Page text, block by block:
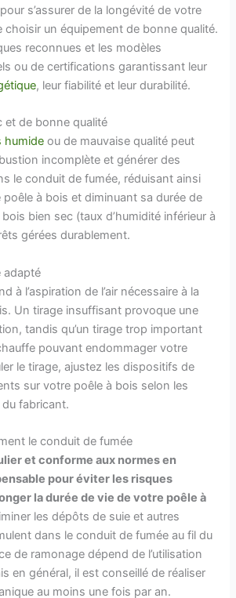
s’assurer de la longévité de votre
choisir un équipement de bonne qualité.
reconnues et les modèles
ou de certifications garantissant leur
, leur fiabilité et leur durabilité.
et de bonne qualité
humide ou de mauvaise qualité peut
incomplète et générer des
le conduit de fumée, réduisant ainsi
poêle à bois et diminuant sa durée de
bien sec (taux d’humidité inférieur à
gérées durablement.
adapté
à l’aspiration de l’air nécessaire à la
Un tirage insuffisant provoque une
tandis qu’un tirage trop important
pouvant endommager votre
le tirage, ajustez les dispositifs de
sur votre poêle à bois selon les
fabricant.
le conduit de fumée
et conforme aux normes en
pour éviter les risques
la durée de vie de votre poêle à
les dépôts de suie et autres
dans le conduit de fumée au fil du
de ramonage dépend de l’utilisation
en général, il est conseillé de réaliser
au moins une fois par an.